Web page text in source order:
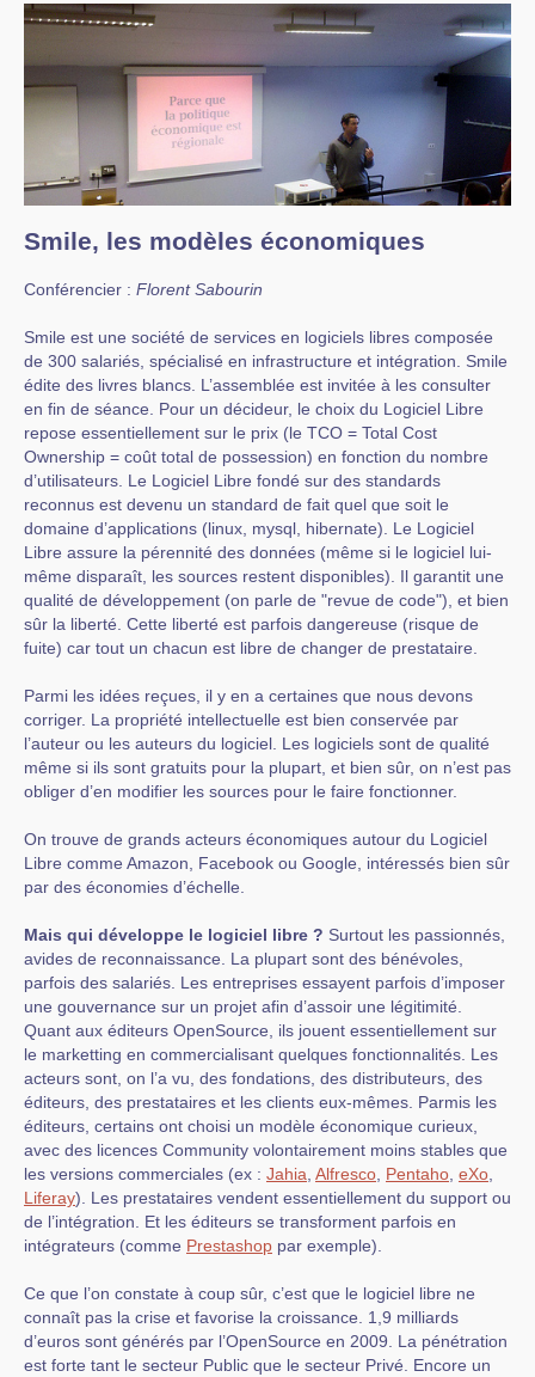
Smile, les modèles économiques
Conférencier : Florent Sabourin
Smile est une société de services en logiciels libres composée
de 300 salariés, spécialisé en infrastructure et intégration. Smile
édite des livres blancs. L’assemblée est invitée à les consulter
en fin de séance. Pour un décideur, le choix du Logiciel Libre
repose essentiellement sur le prix (le TCO = Total Cost
Ownership = coût total de possession) en fonction du nombre
d’utilisateurs. Le Logiciel Libre fondé sur des standards
reconnus est devenu un standard de fait quel que soit le
domaine d’applications (linux, mysql, hibernate). Le Logiciel
Libre assure la pérennité des données (même si le logiciel lui-
même disparaît, les sources restent disponibles). Il garantit une
qualité de développement (on parle de "revue de code"), et bien
sûr la liberté. Cette liberté est parfois dangereuse (risque de
fuite) car tout un chacun est libre de changer de prestataire.
Parmi les idées reçues, il y en a certaines que nous devons
corriger. La propriété intellectuelle est bien conservée par
l’auteur ou les auteurs du logiciel. Les logiciels sont de qualité
même si ils sont gratuits pour la plupart, et bien sûr, on n’est pas
obliger d’en modifier les sources pour le faire fonctionner.
On trouve de grands acteurs économiques autour du Logiciel
Libre comme Amazon, Facebook ou Google, intéressés bien sûr
par des économies d’échelle.
Mais qui développe le logiciel libre ? Surtout les passionnés,
avides de reconnaissance. La plupart sont des bénévoles,
parfois des salariés. Les entreprises essayent parfois d’imposer
une gouvernance sur un projet afin d’assoir une légitimité.
Quant aux éditeurs OpenSource, ils jouent essentiellement sur
le marketting en commercialisant quelques fonctionnalités. Les
acteurs sont, on l’a vu, des fondations, des distributeurs, des
éditeurs, des prestataires et les clients eux-mêmes. Parmis les
éditeurs, certains ont choisi un modèle économique curieux,
avec des licences Community volontairement moins stables que
les versions commerciales (ex : Jahia, Alfresco, Pentaho, eXo,
Liferay). Les prestataires vendent essentiellement du support ou
de l’intégration. Et les éditeurs se transforment parfois en
intégrateurs (comme Prestashop par exemple).
Ce que l’on constate à coup sûr, c’est que le logiciel libre ne
connaît pas la crise et favorise la croissance. 1,9 milliards
d’euros sont générés par l’OpenSource en 2009. La pénétration
est forte tant le secteur Public que le secteur Privé. Encore un